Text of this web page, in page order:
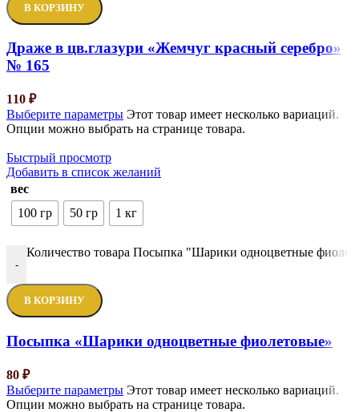
В КОРЗИНУ
Драже в цв.глазури «Жемчуг красный серебро»
№ 165
110 ₽
Выберите параметры Этот товар имеет несколько вариаций.
Опции можно выбрать на странице товара.
Быстрый просмотр
Добавить в список желаний
вес
100 гр
50 гр 1 кг
-
Количество товара Посыпка "Шарики одноцветные
В КОРЗИНУ
Посыпка «Шарики одноцветные фиолетовые»
80 ₽
Выберите параметры Этот товар имеет несколько вариаций.
Опции можно выбрать на странице товара.